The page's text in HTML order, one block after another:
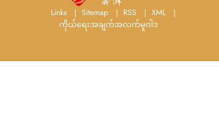
Links Sitemap RSS
XML
ကိုယ်ရေးအချက်အလက်မူဝါဒ